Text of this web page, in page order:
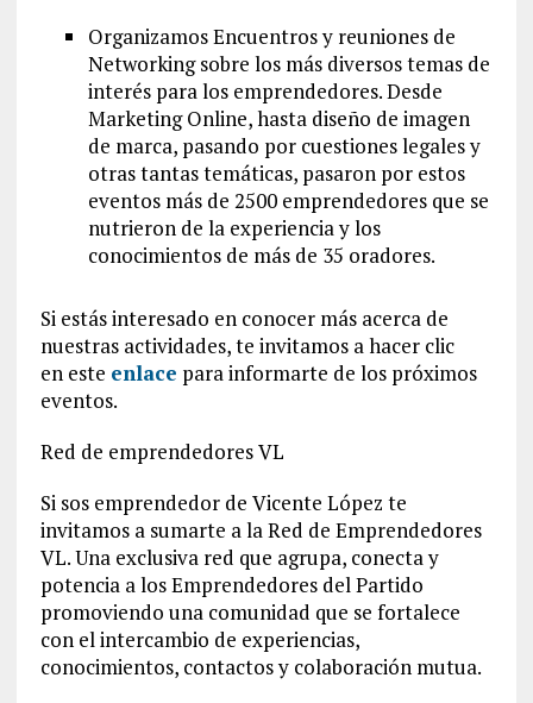
Organizamos Encuentros y reuniones de
Networking sobre los más diversos temas de
interés para los emprendedores. Desde
Marketing Online, hasta diseño de imagen
de marca, pasando por cuestiones legales y
otras tantas temáticas, pasaron por estos
eventos más de 2500 emprendedores que se
nutrieron de la experiencia y los
conocimientos de más de 35 oradores.
Si estás interesado en conocer más acerca de
nuestras actividades, te invitamos a hacer clic
en este enlace para informarte de los próximos
eventos.
Red de emprendedores VL
Si sos emprendedor de Vicente López te
invitamos a sumarte a la Red de Emprendedores
VL. Una exclusiva red que agrupa, conecta y
potencia a los Emprendedores del Partido
promoviendo una comunidad que se fortalece
con el intercambio de experiencias,
conocimientos, contactos y colaboración mutua.